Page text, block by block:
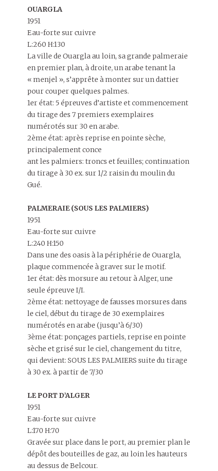
OUARGLA
1951
Eau-forte sur cuivre
L:260 H:130
La ville de Ouargla au loin, sa grande palmeraie
en premier plan, à droite, un arabe tenant la
« menjel », s’apprête à monter sur un dattier
pour couper quelques palmes.
1er état: 5 épreuves d’artiste et commencement
du tirage des 7 premiers exemplaires
numérotés sur 30 en arabe.
2ème état: après reprise en pointe sèche,
principalement conce
ant les palmiers: troncs et feuilles; continuation
du tirage à 30 ex. sur 1/2 raisin du moulin du
Gué.
PALMERAIE (SOUS LES PALMIERS)
1951
Eau-forte sur cuivre
L:240 H:150
Dans une des oasis à la périphérie de Ouargla,
plaque commencée à graver sur le motif.
1er état: dès morsure au retour à Alger, une
seule épreuve I/I.
2ème état: nettoyage de fausses morsures dans
le ciel, début du tirage de 30 exemplaires
numérotés en arabe (jusqu’à 6/30)
3ème état: ponçages partiels, reprise en pointe
sèche et grisé sur le ciel, changement du titre,
qui devient: SOUS LES PALMIERS suite du tirage
à 30 ex. à partir de 7/30
LE PORT D’ALGER
1951
Eau-forte sur cuivre
L:170 H:70
Gravée sur place dans le port, au premier plan le
dépôt des bouteilles de gaz, au loin les hauteurs
au dessus de Belcour.